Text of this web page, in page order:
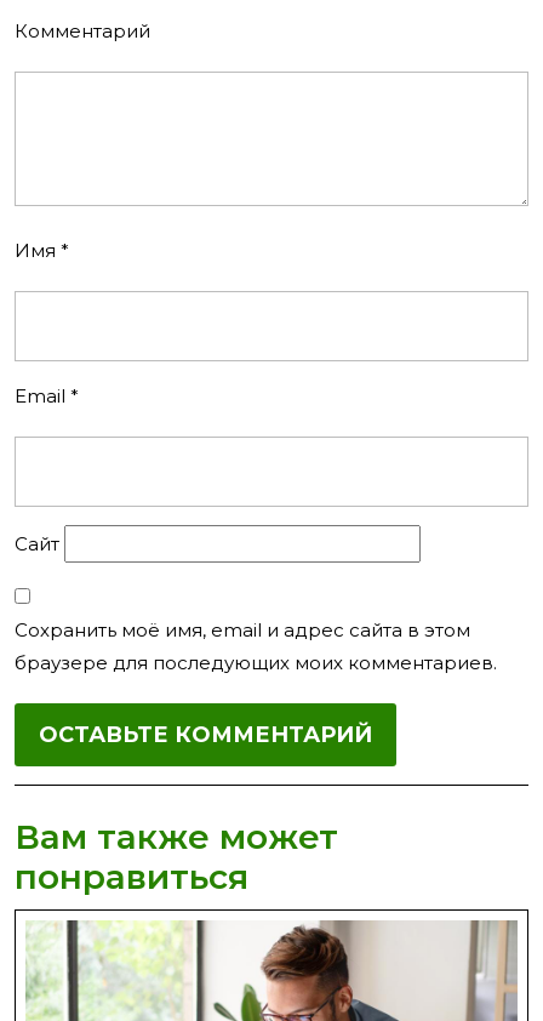
Комментарий
Имя *
Email *
Сайт
Сохранить моё имя, email и адрес сайта в этом
браузере для последующих моих комментариев.
Вам также может
понравиться